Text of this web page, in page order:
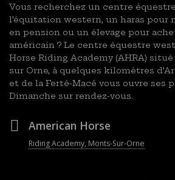
Vous recherchez un centre
l’équitation western, un haras pour
en pension ou un élevage pour
américain ? Le centre équestre
Horse Riding Academy (AHRA)
sur Orne, à quelques kilomètres
et de la Ferté-Macé vous ouvre ses
Dimanche sur rendez-vous.
American Horse
Riding Academy, Monts-Sur-Orne